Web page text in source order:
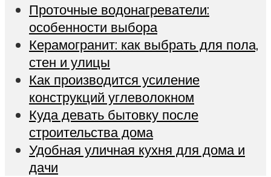
Проточные водонагреватели:
особенности выбора
Керамогранит: как выбрать для пола,
стен и улицы
Как производится усиление
конструкций углеволокном
Куда девать бытовку после
строительства дома
Удобная уличная кухня для дома и
дачи